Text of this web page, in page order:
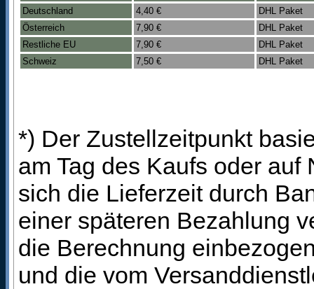
Deutschland
4,40 €
DHL Paket
Österreich
7,90 €
DHL Paket
Restliche EU
7,90 €
DHL Paket
Schweiz
7,50 € DHL Paket
*) Der Zustellzeitpunkt
am Tag des Kaufs oder
sich die Lieferzeit durch
einer späteren Bezahlung
die Berechnung
und die vom